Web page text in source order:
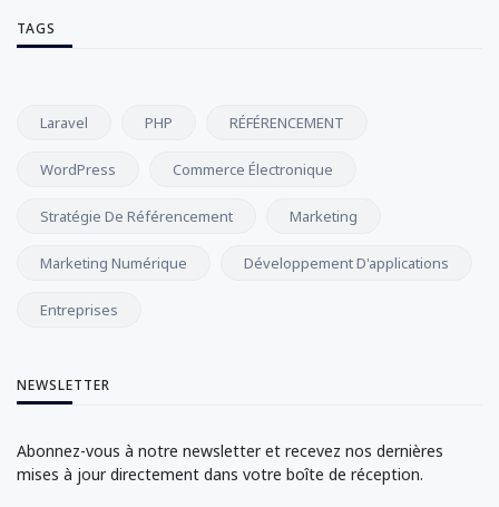
TAGS
Laravel PHP RÉFÉRENCEMENT
WordPress Commerce Électronique
Stratégie De Référencement Marketing
Marketing Numérique Développement D'applications
Entreprises
NEWSLETTER
Abonnez-vous à notre newsletter et recevez nos dernières
mises à jour directement dans votre boîte de réception.